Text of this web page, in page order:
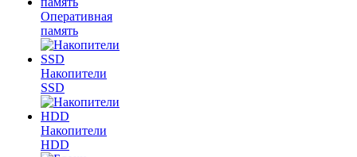
Оперативная
память
Накопители
SSD
Накопители
HDD